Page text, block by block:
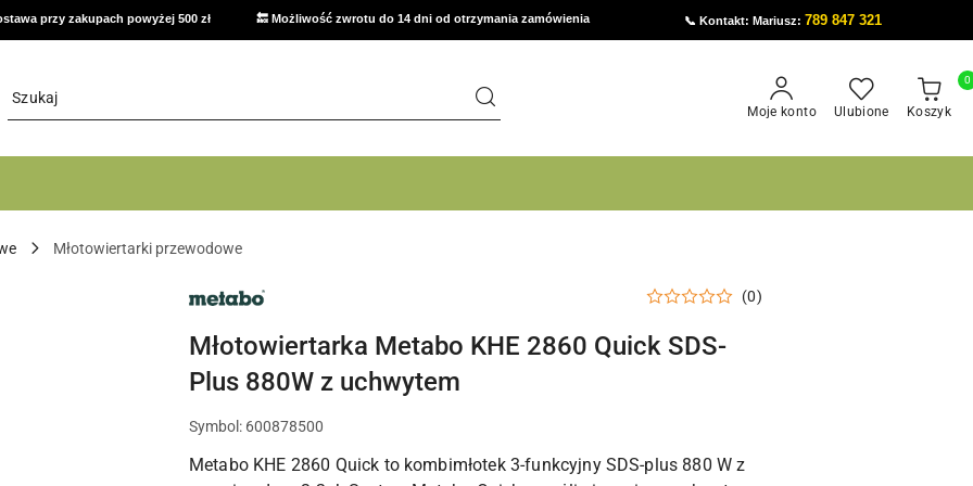
przy zakupach powyżej 500 zł 🔙 Możliwość zwrotu do 14 dni od otrzymania zamówienia 📞 Kontakt: Mariusz:789 847 321
Moje konto Ulubione Koszyk
0
Młotowiertarki przewodowe
NARZĘDZIA
METABO,
I
OSPRZĘT
WARSZTATU
(0)
Młotowiertarka Metabo KHE 2860 Quick SDS-
Plus 880W z uchwytem
Symbol: 600878500
Metabo KHE 2860 Quick to kombimłotek 3-funkcyjny SDS-plus 880 W z